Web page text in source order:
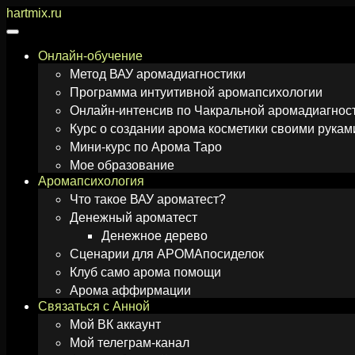
Перейти
к
hartmix.ru
Онлайн-обучение
Метод ВАУ аромадиагностики
Программа интуитивной аромапсихологии
Онлайн-интенсив по Чакральной
Курс о создании арома косметики своими
Мини-курс по Арома Таро
Мое образование
Аромапсихология
Что такое ВАУ ароматест?
Денежный ароматест
Денежное дерево
Сценарии для АРОМАпосиделок
Клуб само арома помощи
Арома аффирмации
Связаться с Анной
Мой ВК аккаунт
Мой телеграм-канал